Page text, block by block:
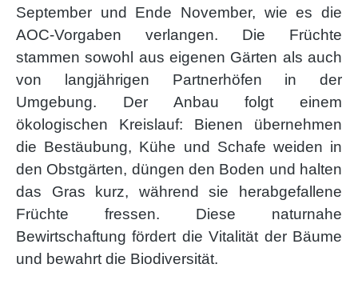
September und Ende November, wie es die
AOC-Vorgaben verlangen. Die Früchte
stammen sowohl aus eigenen Gärten als auch
von langjährigen Partnerhöfen in der
Umgebung. Der Anbau folgt einem
ökologischen Kreislauf: Bienen übernehmen
die Bestäubung, Kühe und Schafe weiden in
den Obstgärten, düngen den Boden und halten
das Gras kurz, während sie herabgefallene
Früchte fressen. Diese naturnahe
Bewirtschaftung fördert die Vitalität der Bäume
und bewahrt die Biodiversität.